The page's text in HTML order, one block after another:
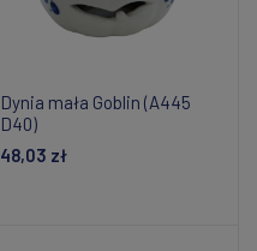
Dynia mała Goblin (A445
D40)
48,03 zł